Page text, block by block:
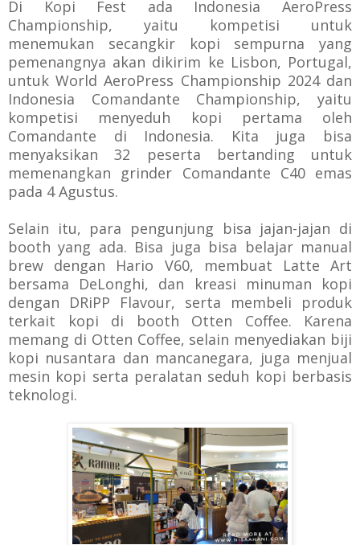
Di Kopi Fest ada Indonesia AeroPress
Championship, yaitu kompetisi untuk
menemukan secangkir kopi sempurna yang
pemenangnya akan dikirim ke Lisbon, Portugal,
untuk World AeroPress Championship 2024 dan
Indonesia Comandante Championship, yaitu
kompetisi menyeduh kopi pertama oleh
Comandante di Indonesia. Kita juga bisa
menyaksikan 32 peserta bertanding untuk
memenangkan grinder Comandante C40 emas
pada 4 Agustus.
Selain itu, para pengunjung bisa jajan-jajan di
booth yang ada. Bisa juga bisa belajar manual
brew dengan Hario V60, membuat Latte Art
bersama DeLonghi, dan kreasi minuman kopi
dengan DRiPP Flavour, serta membeli produk
terkait kopi di booth Otten Coffee. Karena
memang di Otten Coffee, selain menyediakan biji
kopi nusantara dan mancanegara, juga menjual
mesin kopi serta peralatan seduh kopi berbasis
teknologi.